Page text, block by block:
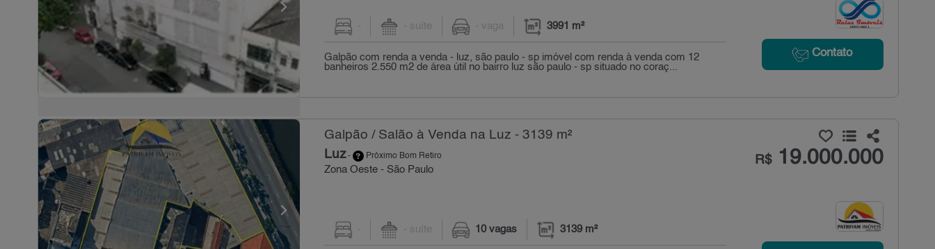
Contato
- - suíte - vaga 3991 m²
Galpão com renda a venda - luz, são paulo - sp imóvel com renda à venda com 12
banheiros 2.550 m2 de área útil no bairro luz são paulo - sp situado no coraç...
Galpão / Salão à Venda na Luz - 3139 m²
Luz- Próximo Bom Retiro
Zona Oeste - São Paulo
R$19.000.000
- - suíte 10 vagas 3139 m²